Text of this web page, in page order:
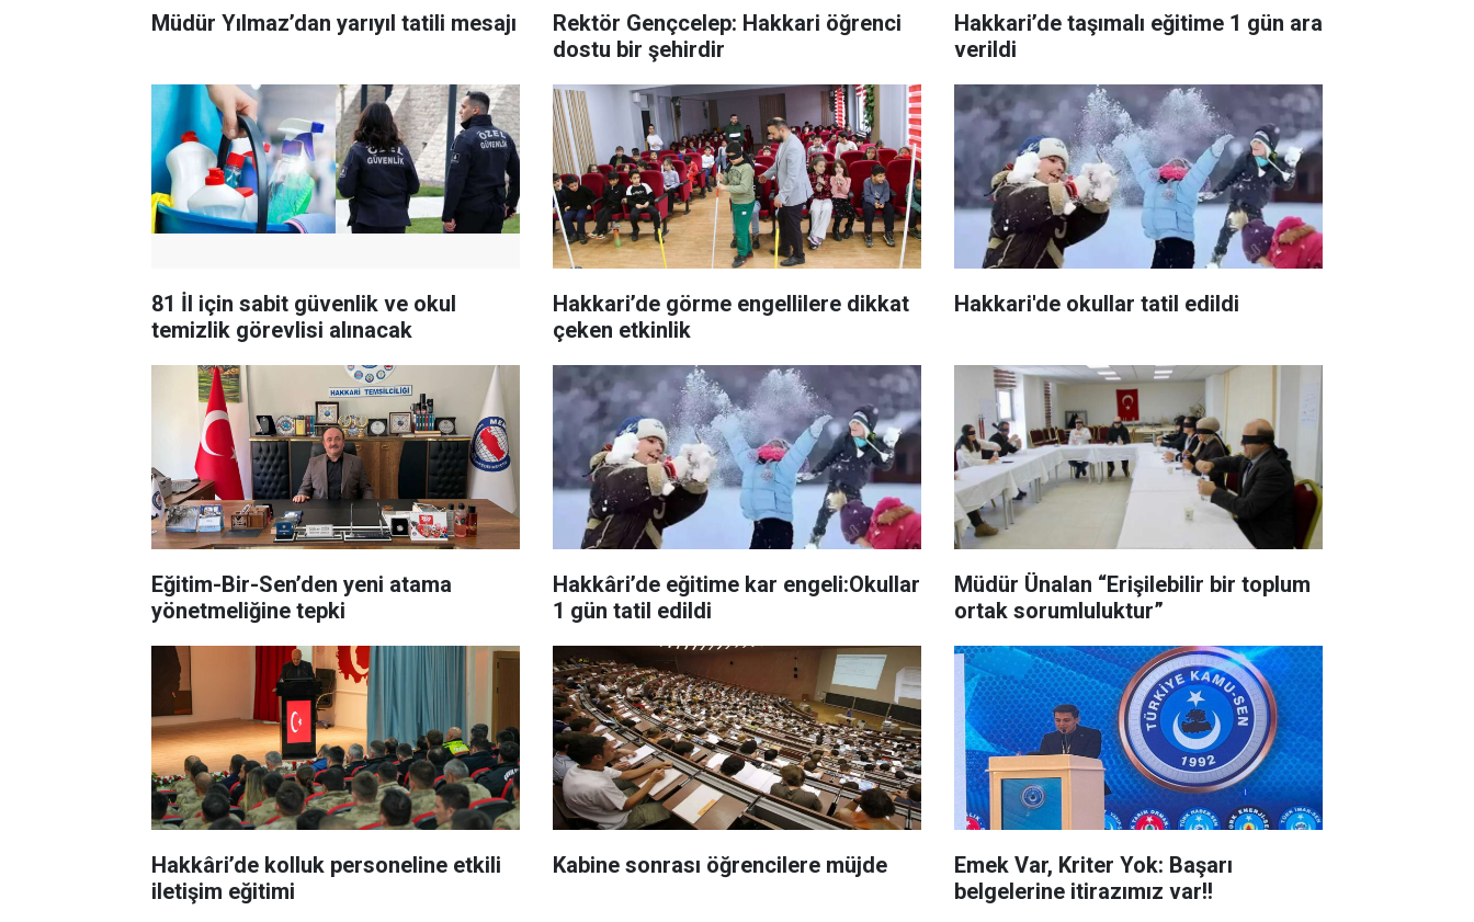
Müdür Yılmaz’dan yarıyıl tatili mesajı
Rektör Gençcelep: Hakkari öğrenci
dostu bir şehirdir
Hakkari’de taşımalı eğitime 1 gün ara
verildi
81 İl için sabit güvenlik ve okul
temizlik görevlisi alınacak
Hakkari’de görme engellilere dikkat
çeken etkinlik
Hakkari'de okullar tatil edildi
Eğitim-Bir-Sen’den yeni atama
yönetmeliğine tepki
Hakkâri’de eğitime kar engeli:Okullar
1 gün tatil edildi
Müdür Ünalan “Erişilebilir bir toplum
ortak sorumluluktur”
Hakkâri’de kolluk personeline etkili
iletişim eğitimi
Kabine sonrası öğrencilere müjde
Emek Var, Kriter Yok: Başarı
belgelerine itirazımız var!!